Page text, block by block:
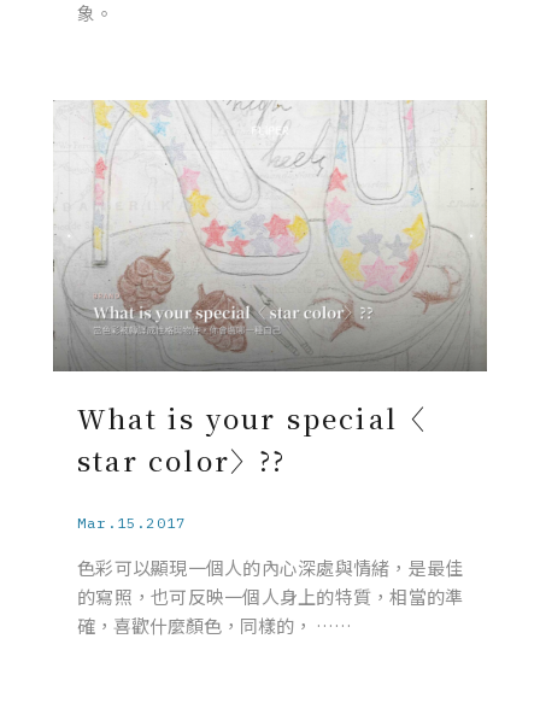
象。
What is your special〈
star color〉??
Mar.15.2017
色彩可以顯現一個人的內心深處與情緒，是最佳
的寫照，也可反映一個人身上的特質，相當的準
確，喜歡什麼顏色，同樣的， ……